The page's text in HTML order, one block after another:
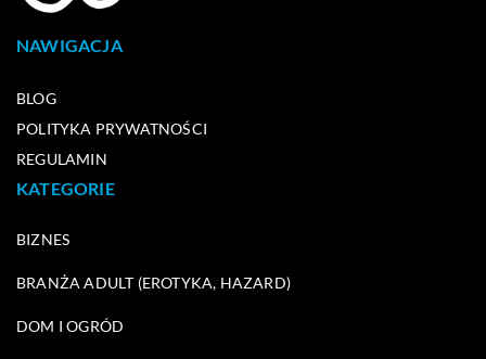
NAWIGACJA
BLOG
POLITYKA PRYWATNOŚCI
REGULAMIN
KATEGORIE
BIZNES
BRANŻA ADULT (EROTYKA, HAZARD)
DOM I OGRÓD